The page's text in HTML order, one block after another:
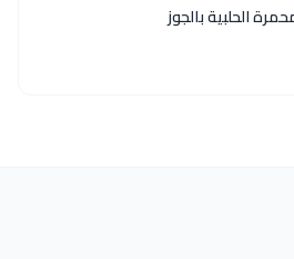
الحلبية بالجوز